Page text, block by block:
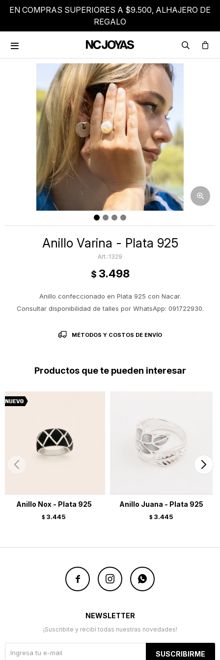
EN COMPRAS SUPERIORES A $9.500, ALHAJERO DE
REGALO

Anillo Varina - Plata 925
1329
$ 3.498
Anillo confeccionado en Plata 925 con Nacar.
Consultar disponibilidad de talles por WhatsApp: 091722930.
MÉTODOS Y COSTOS DE ENVÍO
Productos que te pueden interesar
Anillo Nox - Plata 925
$ 3.445
Anillo Juana - Plata 925
$ 3.445
  
NEWSLETTER
¡Suscribite y recibí todas nuestras novedades!
SUSCRIBIRME